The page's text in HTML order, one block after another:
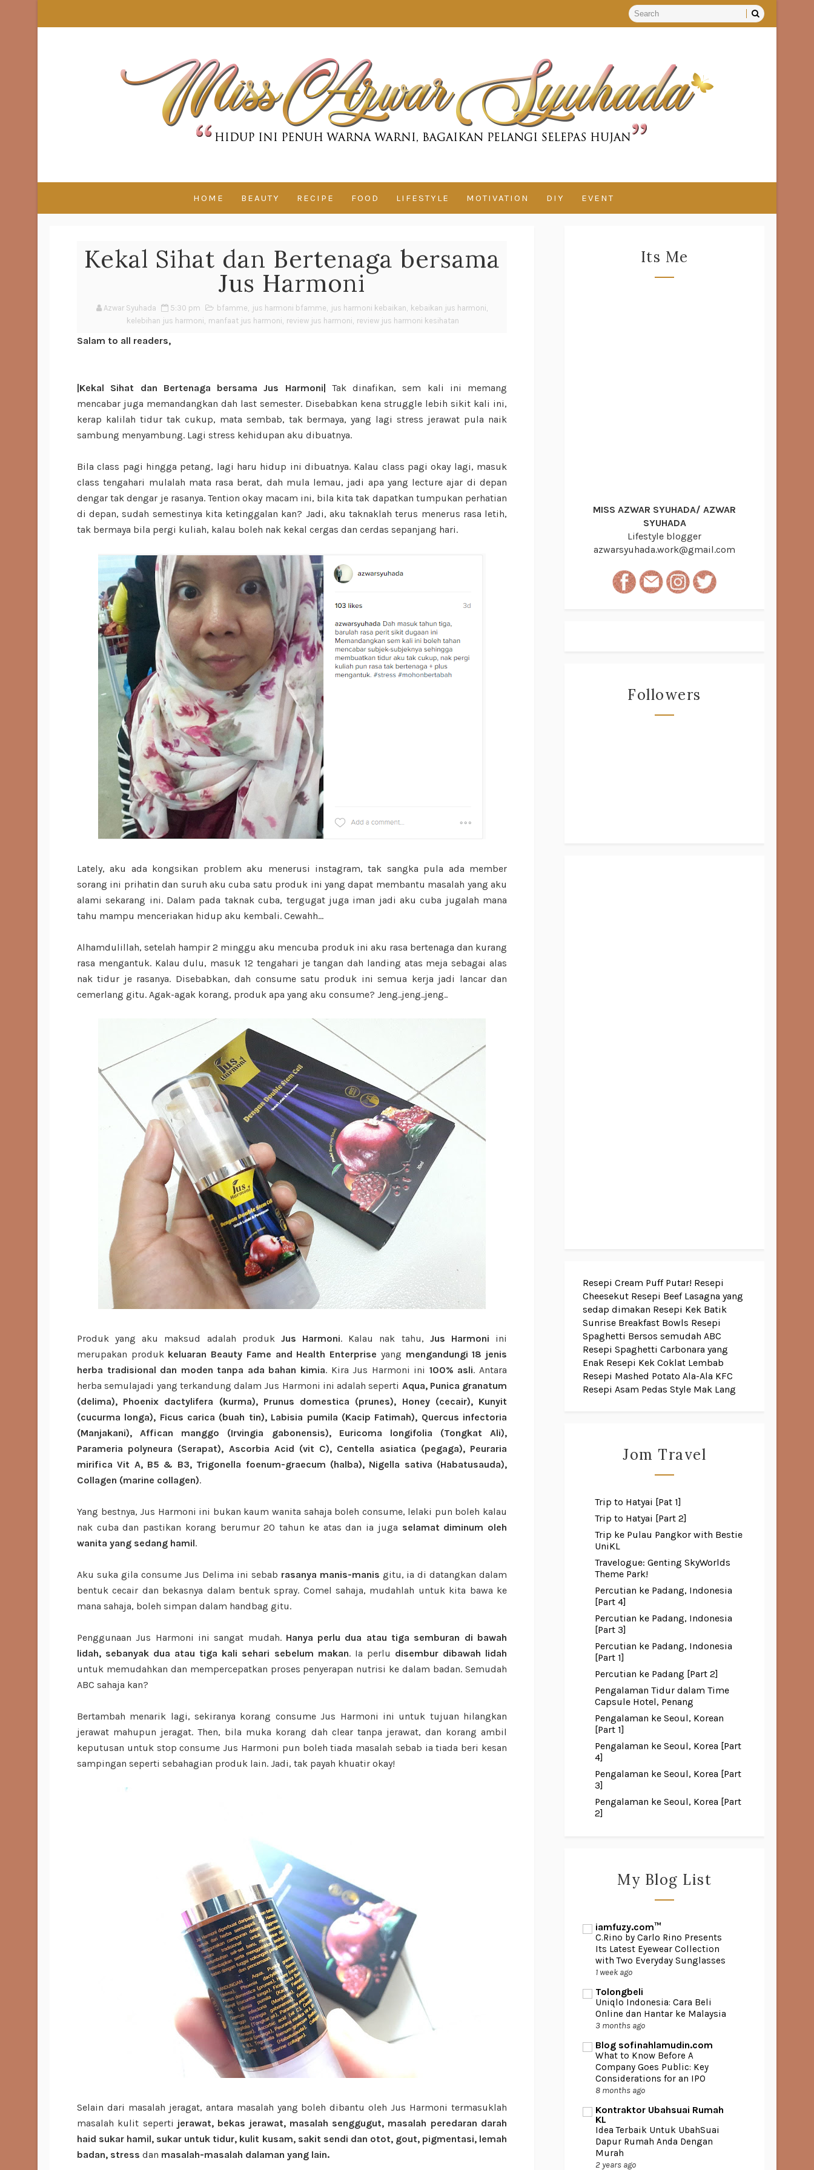
HOME BEAUTY RECIPE FOOD LIFESTYLE MOTIVATION DIY EVENT
Kekal Sihat dan Bertenaga bersama
Jus Harmoni
Azwar Syuhada 5:30 pm bfamme, jus harmoni bfamme, jus harmoni kebaikan, kebaikan jus harmoni,
kelebihan jus harmoni, manfaat jus harmoni, review jus harmoni, review jus harmoni kesihatan
Salam to all readers,
|Kekal Sihat dan Bertenaga bersama Jus Harmoni| Tak dinafikan, sem kali ini memang
mencabar juga memandangkan dah last semester. Disebabkan kena struggle lebih sikit kali ini,
kerap kalilah tidur tak cukup, mata sembab, tak bermaya, yang lagi stress jerawat pula naik
sambung menyambung. Lagi stress kehidupan aku dibuatnya.
Bila class pagi hingga petang, lagi haru hidup ini dibuatnya. Kalau class pagi okay lagi, masuk
class tengahari mulalah mata rasa berat, dah mula lemau, jadi apa yang lecture ajar di depan
dengar tak dengar je rasanya. Tention okay macam ini, bila kita tak dapatkan tumpukan perhatian
di depan, sudah semestinya kita ketinggalan kan? Jadi, aku taknaklah terus menerus rasa letih,
tak bermaya bila pergi kuliah, kalau boleh nak kekal cergas dan cerdas sepanjang hari.
Lately, aku ada kongsikan problem aku menerusi instagram, tak sangka pula ada member
sorang ini prihatin dan suruh aku cuba satu produk ini yang dapat membantu masalah yang aku
alami sekarang ini. Dalam pada taknak cuba, tergugat juga iman jadi aku cuba jugalah mana
tahu mampu menceriakan hidup aku kembali. Cewahh...
Alhamdulillah, setelah hampir 2 minggu aku mencuba produk ini aku rasa bertenaga dan kurang
rasa mengantuk. Kalau dulu, masuk 12 tengahari je tangan dah landing atas meja sebagai alas
nak tidur je rasanya. Disebabkan, dah consume satu produk ini semua kerja jadi lancar dan
cemerlang gitu. Agak-agak korang, produk apa yang aku consume? Jeng..jeng..jeng..
Produk yang aku maksud adalah produk Jus Harmoni. Kalau nak tahu, Jus Harmoni ini
merupakan produk keluaran Beauty Fame and Health Enterprise yang mengandungi 18 jenis
herba tradisional dan moden tanpa ada bahan kimia. Kira Jus Harmoni ini 100% asli. Antara
herba semulajadi yang terkandung dalam Jus Harmoni ini adalah seperti Aqua, Punica granatum
(delima), Phoenix dactylifera (kurma), Prunus domestica (prunes), Honey (cecair), Kunyit
(cucurma longa), Ficus carica (buah tin), Labisia pumila (Kacip Fatimah), Quercus infectoria
(Manjakani), Affican manggo (Irvingia gabonensis), Euricoma longifolia (Tongkat Ali),
Parameria polyneura (Serapat), Ascorbia Acid (vit C), Centella asiatica (pegaga), Peuraria
mirifica Vit A, B5 & B3, Trigonella foenum-graecum (halba), Nigella sativa (Habatusauda),
Collagen (marine collagen).
Yang bestnya, Jus Harmoni ini bukan kaum wanita sahaja boleh consume, lelaki pun boleh kalau
nak cuba dan pastikan korang berumur 20 tahun ke atas dan ia juga selamat diminum oleh
wanita yang sedang hamil.
Aku suka gila consume Jus Delima ini sebab rasanya manis-manis gitu, ia di datangkan dalam
bentuk cecair dan bekasnya dalam bentuk spray. Comel sahaja, mudahlah untuk kita bawa ke
mana sahaja, boleh simpan dalam handbag gitu.
Penggunaan Jus Harmoni ini sangat mudah. Hanya perlu dua atau tiga semburan di bawah
lidah, sebanyak dua atau tiga kali sehari sebelum makan. Ia perlu disembur dibawah lidah
untuk memudahkan dan mempercepatkan proses penyerapan nutrisi ke dalam badan. Semudah
ABC sahaja kan?
Bertambah menarik lagi, sekiranya korang consume Jus Harmoni ini untuk tujuan hilangkan
jerawat mahupun jeragat. Then, bila muka korang dah clear tanpa jerawat, dan korang ambil
keputusan untuk stop consume Jus Harmoni pun boleh tiada masalah sebab ia tiada beri kesan
sampingan seperti sebahagian produk lain. Jadi, tak payah khuatir okay!
Selain dari masalah jeragat, antara masalah yang boleh dibantu oleh Jus Harmoni termasuklah
masalah kulit seperti jerawat, bekas jerawat, masalah senggugut, masalah peredaran darah
haid sukar hamil, sukar untuk tidur, kulit kusam, sakit sendi dan otot, gout, pigmentasi, lemah
badan, stress dan masalah-masalah dalaman yang lain.
Its Me
MISS AZWAR SYUHADA/ AZWAR
SYUHADA
Lifestyle blogger
azwarsyuhada.work@gmail.com
Followers
Resepi Cream Puff Putar! Resepi
Cheesekut Resepi Beef Lasagna yang
sedap dimakan Resepi Kek Batik
Sunrise Breakfast Bowls Resepi
Spaghetti Bersos semudah ABC
Resepi Spaghetti Carbonara yang
Enak Resepi Kek Coklat Lembab
Resepi Mashed Potato Ala-Ala KFC
Resepi Asam Pedas Style Mak Lang
Jom Travel
Trip to Hatyai [Pat 1]
Trip to Hatyai [Part 2]
Trip ke Pulau Pangkor with Bestie
UniKL
Travelogue: Genting SkyWorlds
Theme Park!
Percutian ke Padang, Indonesia
[Part 4]
Percutian ke Padang, Indonesia
[Part 3]
Percutian ke Padang, Indonesia
[Part 1]
Percutian ke Padang [Part 2]
Pengalaman Tidur dalam Time
Capsule Hotel, Penang
Pengalaman ke Seoul, Korean
[Part 1]
Pengalaman ke Seoul, Korea [Part
4]
Pengalaman ke Seoul, Korea [Part
3]
Pengalaman ke Seoul, Korea [Part
2]
My Blog List
iamfuzy.com™
C.Rino by Carlo Rino Presents
Its Latest Eyewear Collection
with Two Everyday Sunglasses
1 week ago
Tolongbeli
Uniqlo Indonesia: Cara Beli
Online dan Hantar ke Malaysia
3 months ago
Blog sofinahlamudin.com
What to Know Before A
Company Goes Public: Key
Considerations for an IPO
8 months ago
Kontraktor Ubahsuai Rumah
KL
Idea Terbaik Untuk UbahSuai
Dapur Rumah Anda Dengan
Murah
2 years ago